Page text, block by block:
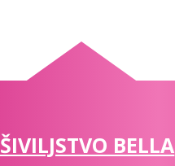
BELLA